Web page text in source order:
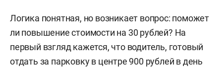
Логика понятная, но возникает вопрос: поможет
ли повышение стоимости на 30 рублей? На
первый взгляд кажется, что водитель, готовый
отдать за парковку в центре 900 рублей в день